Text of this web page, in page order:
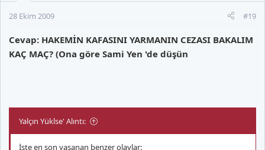
28 Ekim 2009 #19
Cevap: HAKEMİN KAFASINI YARMANIN CEZASI BAKALIM
KAÇ MAÇ? (Ona göre Sami Yen 'de düşün
Yalçın Yüklse' Alıntı:
İşte en son yaşanan benzer olaylar: